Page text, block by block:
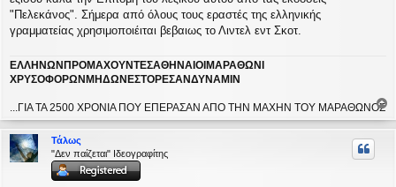
ε
υ
σ
"Πελεκάνος". Σήμερα από όλους τους εραστές της ελληνικής
γραμματείας χρησιμοποιέιται βεβαιως το Λιντελ εντ Σκοτ.
ΕΛΛΗΝΩΝΠΡΟΜΑΧΟΥΝΤΕΣΑΘΗΝΑΙΟΙΜΑΡΑΘΩΝΙ
ΧΡΥΣΟΦΟΡΩΝΜΗΔΩΝΕΣΤΟΡΕΣΑΝΔΥΝΑΜΙΝ
...ΓΙΑ ΤΑ 2500 ΧΡΟΝΙΑ ΠΟΥ ΕΠΕΡΑΣΑΝ ΑΠΟ ΤΗΝ ΜΑΧΗΝ ΤΟΥ ΜΑΡΑΘΩΝΟΣ
ο
ρ
Τάλως
"Δεν παίζεται" Ιδεογραφίτης